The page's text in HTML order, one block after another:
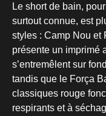
Le short de bain,
surtout connue, est
styles : Camp Nou et
présente un imprimé
s’entremêlent sur
tandis que le Força
classiques rouge
respirants et à